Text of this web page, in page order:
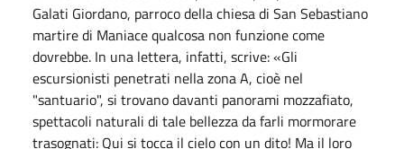
Galati Giordano, parroco della chiesa di San Sebastiano
martire di Maniace qualcosa non funzione come
dovrebbe. In una lettera, infatti, scrive: «Gli
escursionisti penetrati nella zona A, cioè nel
"santuario", si trovano davanti panorami mozzafiato,
spettacoli naturali di tale bellezza da farli mormorare
trasognati: Qui si tocca il cielo con un dito! Ma il loro